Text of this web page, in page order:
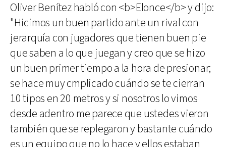
Oliver Benítez habló con <b>Elonce</b> y dijo:
"Hicimos un buen partido ante un rival con
jerarquía con jugadores que tienen buen pie
que saben a lo que juegan y creo que se hizo
un buen primer tiempo a la hora de presionar;
se hace muy cmplicado cuándo se te cierran
10 tipos en 20 metros y si nosotros lo vimos
desde adentro me parece que ustedes vieron
también que se replegaron y bastante cuándo